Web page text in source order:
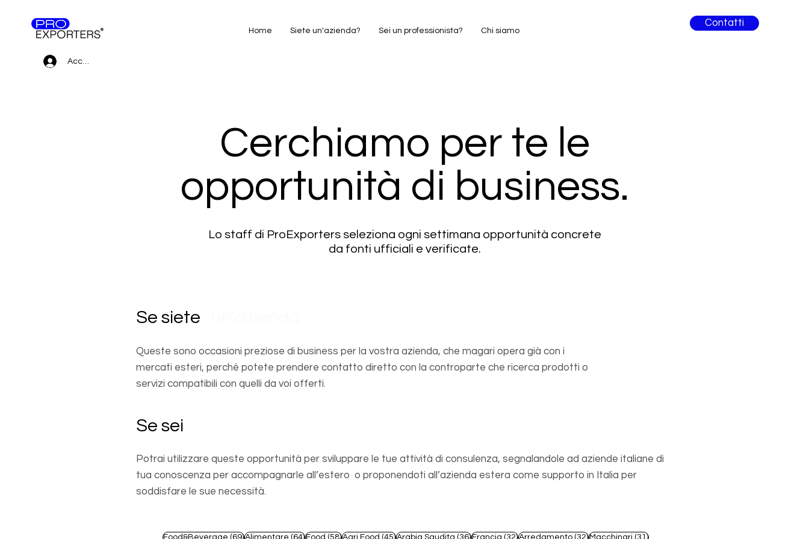
Accedi
Home Siete un'azienda? Sei un professionista? Chi siamo
Contatti
Cerchiamo per te le
opportunità di business.
Lo staff di ProExporters seleziona ogni settimana opportunità concrete
da fonti ufficiali e verificate.
Se siete
Queste sono occasioni preziose di business per la vostra azienda, che magari opera già con i
mercati esteri, perché potete prendere contatto diretto con la controparte che ricerca prodotti o
servizi compatibili con quelli da voi offerti.
Se sei
Potrai utilizzare queste opportunità per sviluppare le tue attività di consulenza, segnalandole ad aziende italiane di
tua conoscenza per accompagnarle all’estero o proponendoti all’azienda estera come supporto in Italia per
soddisfare le sue necessità.
Food&Beverage (69)69 post
Alimentare (64)64 post
Food (58)58 post
Agri Food (45)45 post
Arabia Saudita (36)36 post
Francia (32)32 post
Arredamento (32)32 post
Macchinari (31)31 post